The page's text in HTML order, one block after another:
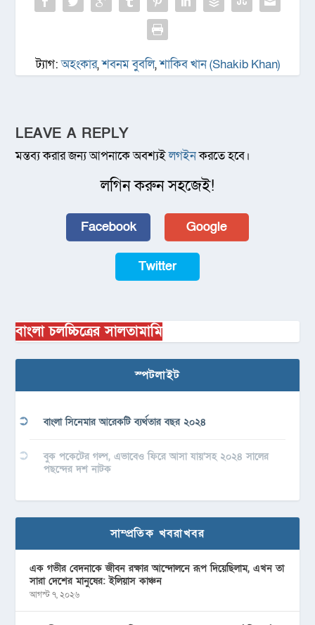
ট্যাগ:অহংকার,শবনম বুবলি,শাকিব খান (Shakib Khan)
LEAVE A REPLY
মন্তব্য করার জন্য আপনাকে অবশ্যইলগইনকরতে হবে।
লগিন করুন সহজেই!
Facebook Google
Twitter
বাংলা চলচ্চিত্রের সালতামামি
স্পটলাইট
বাংলা সিনেমার আরেকটি ব্যর্থতার বছর ২০২৪
বুক পকেটের গল্প, এভাবেও ফিরে আসা যায়’সহ ২০২৪ সালের
পছন্দের দশ নাটক
সাম্প্রতিক খবরাখবর
এক গভীর বেদনাকে জীবন রক্ষার আন্দোলনে রূপ দিয়েছিলাম, এখন তা
সারা দেশের মানুষের: ইলিয়াস কাঞ্চন
আগস্ট ৭, ২০২৬